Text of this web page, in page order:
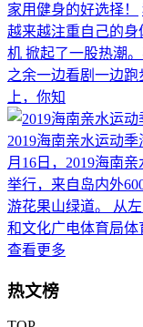
家用健身的好选择！
越来越注重自己的
机 掀起了一股热潮
之余一边看剧一边
上，你知
2019海南亲水运动
月16日，2019海南
举行，来自岛内外
游花果山绿道。 从
和文化广电体育局
查看更多
热文榜